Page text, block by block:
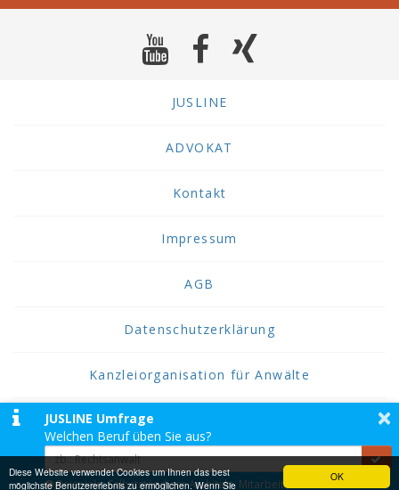
OK
Diese Website verwendet Cookies um Ihnen das best
möglichste Benutzererlebnis zu ermöglichen. Wenn Sie
JUSLINE
ADVOKAT
Kontakt
Impressum
AGB
Datenschutzerklärung
Kanzleiorganisation für Anwälte
JUSLINE® ist eine Marke der ADVOKAT
Unternehmensberatung Greiter & Greiter GmbH.
×
JUSLINE Umfrage
Welchen Beruf üben Sie aus?
Beispiele: Selbstständiger Architekt, Mitarbeiter einer